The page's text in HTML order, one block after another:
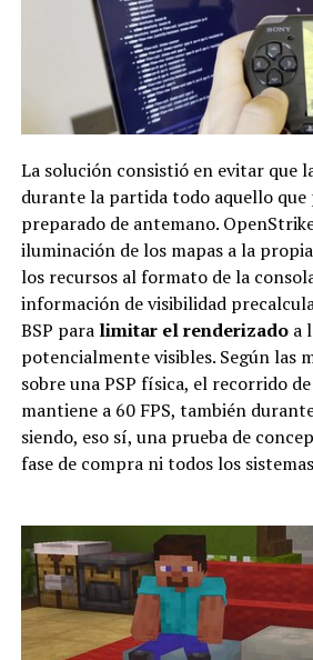
La solución consistió en evitar que
durante la partida todo aquello que
preparado de antemano.
iluminación de los mapas a la
los recursos al formato de la
información de visibilidad
BSP paralimitar el renderizado a
potencialmente visibles. Según las
sobre una PSP física, el recorrido
mantiene a 60 FPS, también
siendo, eso sí, una prueba de
fase de compra ni todos los